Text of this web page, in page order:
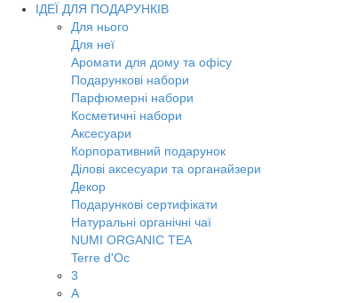
ІДЕЇ ДЛЯ ПОДАРУНКІВ
Для нього
Для неї
Аромати для дому та офісу
Подарункові набори
Парфюмерні набори
Косметичні набори
Аксесуари
Корпоративний подарунок
Ділові аксесуари та органайзери
Декор
Подарункові сертифікати
Натуральні органічні чаї
NUMI ORGANIC TEA
Terre d'Oc
3
A